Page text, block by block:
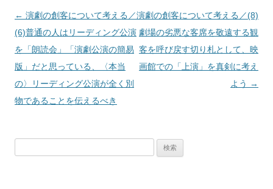
投稿ナビゲーション
← 演劇の創客について考える／
(6)普通の人はリーディング公演
を「朗読会」「演劇公演の簡易
版」だと思っている、〈本当
の〉リーディング公演が全く別
物であることを伝えるべき
演劇の創客について考える／(8)
劇場の劣悪な客席を敬遠する観
客を呼び戻す切り札として、映
画館での「上演」を真剣に考え
よう →